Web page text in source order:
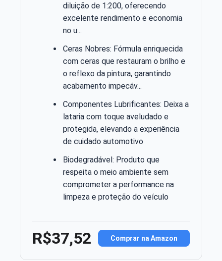
diluição de 1:200, oferecendo
excelente rendimento e economia
no u...
Ceras Nobres: Fórmula enriquecida
com ceras que restauram o brilho e
o reflexo da pintura, garantindo
acabamento impecáv...
Componentes Lubrificantes: Deixa a
lataria com toque aveludado e
protegida, elevando a experiência
de cuidado automotivo
Biodegradável: Produto que
respeita o meio ambiente sem
comprometer a performance na
limpeza e proteção do veículo
R$37,52 Comprar na Amazon